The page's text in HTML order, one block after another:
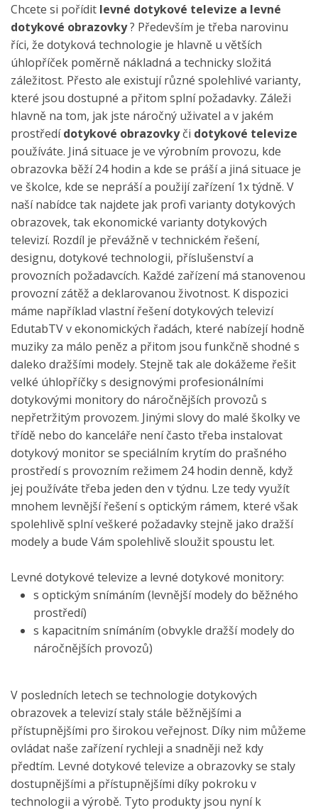
Chcete si pořídit levné dotykové televize a levné
dotykové obrazovky? Především je třeba narovinu
říci, že dotyková technologie je hlavně u větších
úhlopříček poměrně nákladná a technicky složitá
záležitost. Přesto ale existují různé spolehlivé varianty,
které jsou dostupné a přitom splní požadavky. Záleži
hlavně na tom, jak jste náročný uživatel a v jakém
prostředídotykové obrazovkyči dotykové televize
používáte. Jiná situace je ve výrobním provozu, kde
obrazovka běží 24 hodin a kde se práší a jiná situace je
ve školce, kde se nepráší a použijí zařízení 1x týdně. V
naší nabídce tak najdete jak profi varianty dotykových
obrazovek, tak ekonomické varianty dotykových
televizí. Rozdíl je převážně v technickém řešení,
designu, dotykové technologii, příslušenství a
provozních požadavcích. Každé zařízení má stanovenou
provozní zátěž a deklarovanou životnost. K dispozici
máme například vlastní řešení dotykových televizí
EdutabTV v ekonomických řadách, které nabízejí hodně
muziky za málo peněz a přitom jsou funkčně shodné s
daleko dražšími modely. Stejně tak ale dokážeme řešit
velké úhlopříčky s designovými profesionálními
dotykovými monitory do náročnějších provozů s
nepřetržitým provozem. Jinými slovy do malé školky ve
třídě nebo do kanceláře není často třeba instalovat
dotykový monitor se speciálním krytím do prašného
prostředí s provozním režimem 24 hodin denně, když
jej používáte třeba jeden den v týdnu. Lze tedy využít
mnohem levnější řešení s optickým rámem, které však
spolehlivě splní veškeré požadavky stejně jako dražší
modely a bude Vám spolehlivě sloužit spoustu let.
Levné dotykové televize a levné dotykové monitory:
s optickým snímáním (levnější modely do běžného
prostředí)
s kapacitním snímáním (obvykle dražší modely do
náročnějších provozů)
V posledních letech se technologie dotykových
obrazovek a televizí staly stále běžnějšími a
přístupnějšími pro širokou veřejnost. Díky nim můžeme
ovládat naše zařízení rychleji a snadněji než kdy
předtím. Levné dotykové televize a obrazovky se staly
dostupnějšími a přístupnějšími díky pokroku v
technologii a výrobě. Tyto produkty jsou nyní k